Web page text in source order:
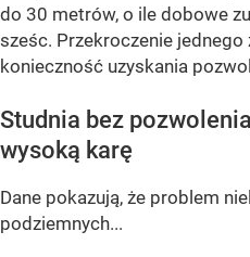
do 30 metrów, o ile dobowe
sześc. Przekroczenie
konieczność uzyskania
Studnia bez
wysoką karę
Dane pokazują, że problem
podziemnych...